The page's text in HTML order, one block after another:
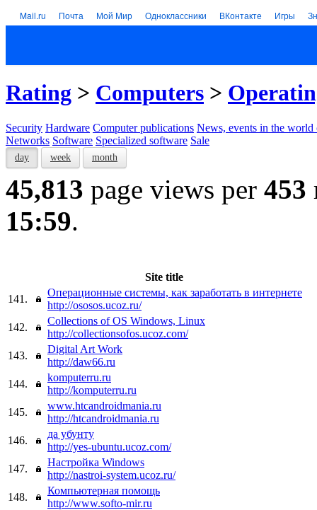
Mail.ru Почта Мой Мир Одноклассники ВКонтакте Игры
Rating > Computers >
Security Hardware Computer publications News, events in the world
Networks Software Specialized software Sale
day week month
45,813 page views per 453
15:59.
Site title
141.
Операционные системы, как заработать в интернете
http://ososos.ucoz.ru/
142.
Collections of OS Windows, Linux
http://collectionsofos.ucoz.com/
143.
Digital Art Work
http://daw66.ru
144.
komputerru.ru
http://komputerru.ru
145.
www.htcandroidmania.ru
http://htcandroidmania.ru
146.
да убунту
http://yes-ubuntu.ucoz.com/
147.
Настройка Windows
http://nastroi-system.ucoz.ru/
148.
Компьютерная помощь
http://www.softo-mir.ru